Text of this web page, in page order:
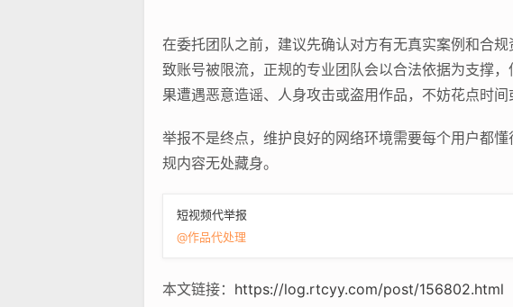
在委托团队之前，建议先确认对方有无真实案例和合
致账号被限流，正规的专业团队会以合法依据为支撑
果遭遇恶意造谣、人身攻击或盗用作品，不妨花点时
举报不是终点，维护良好的网络环境需要每个用户都
规内容无处藏身。
短视频代举报
@作品代处理
本文链接： https://log.rtcyy.com/post/156802.html